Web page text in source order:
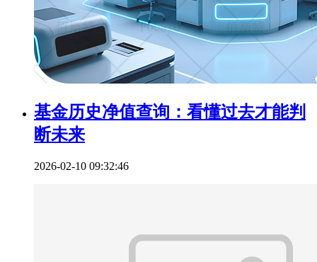
基金历史净值查询：看懂过去才能判
断未来
2026-02-10 09:32:46